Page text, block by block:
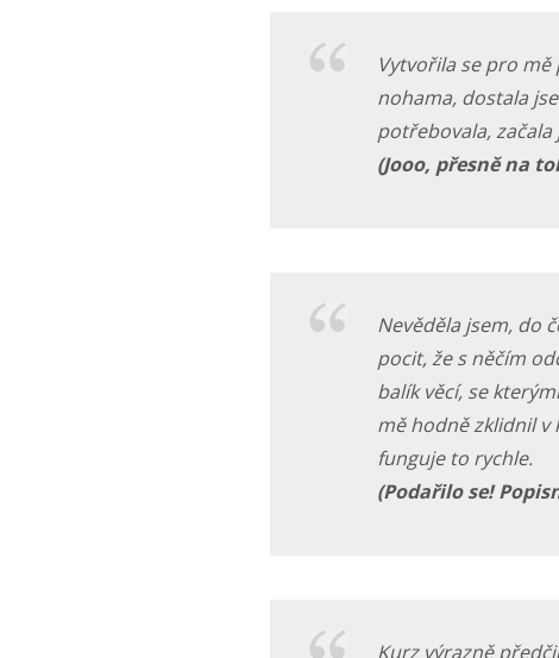
Vytvořila se pro
nohama, dostala
potřebovala,
(Jooo, přesně na
Nevěděla jsem, do
pocit, že s něčím
balík věcí, se
mě hodně zklidnil v
funguje to rychle.
(Podařilo se!
Kurz výrazně